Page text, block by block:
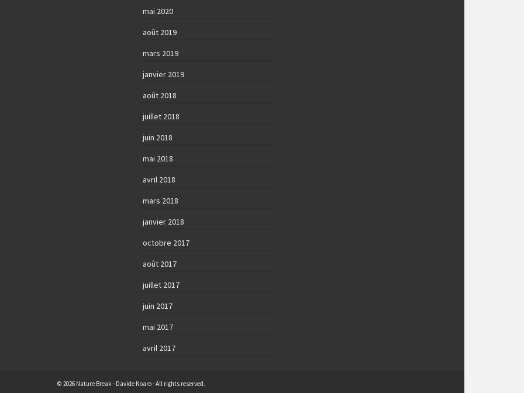
mai 2020
août 2019
mars 2019
janvier 2019
août 2018
juillet 2018
juin 2018
mai 2018
avril 2018
mars 2018
janvier 2018
octobre 2017
août 2017
juillet 2017
juin 2017
mai 2017
avril 2017
© 2026 Nature Break - Davide Noaro - All rights reserved.